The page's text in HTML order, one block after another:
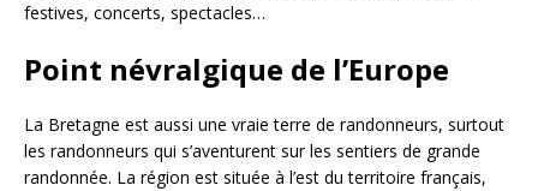
festives, concerts, spectacles…
Point névralgique de l’Europe
La Bretagne est aussi une vraie terre de randonneurs, surtout
les randonneurs qui s’aventurent sur les sentiers de grande
randonnée. La région est située à l’est du territoire français,